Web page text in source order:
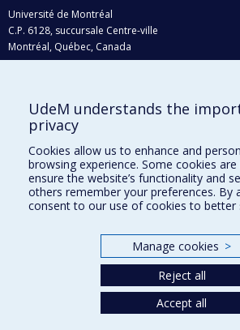
Université de Montréal
C.P. 6128, succursale Centre-ville
Montréal, Québec, Canada
H3C 3J7
Qui fait quoi?
Nous trouver
Plan du site
Accessibilité
UdeM understands the
privacy
Cookies allow us to enhance and
browsing experience. Some cookies
ensure the website’s functionality and
others remember your preferences. By
consent to our use of cookies to better
Manage cookies >
Reject all
Accept all